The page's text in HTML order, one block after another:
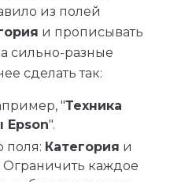
из полей
и прописывать
сильно-разные
сделать так:
"Техника
Epson".
поля: Категория и
Ограничить каждое